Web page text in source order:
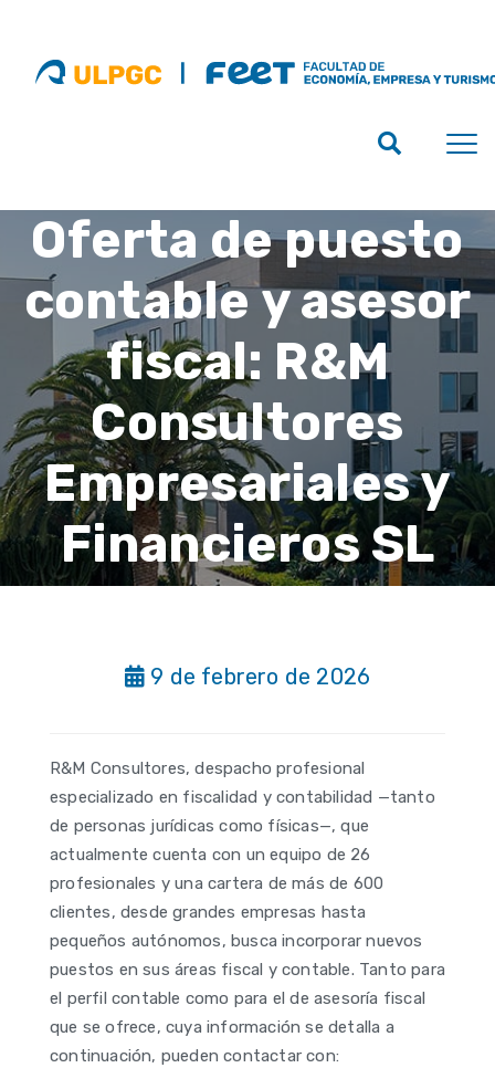
Oferta de puesto
contable y asesor
fiscal: R&M
Consultores
Empresariales y
Financieros SL
9 de febrero de 2026
R&M Consultores, despacho profesional
especializado en fiscalidad y contabilidad —tanto
de personas jurídicas como físicas—, que
actualmente cuenta con un equipo de 26
profesionales y una cartera de más de 600
clientes, desde grandes empresas hasta
pequeños autónomos, busca incorporar nuevos
puestos en sus áreas fiscal y contable. Tanto para
el perfil contable como para el de asesoría fiscal
que se ofrece, cuya información se detalla a
continuación, pueden contactar con: